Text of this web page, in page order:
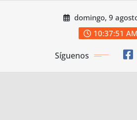
domingo, 9
10:37:53 AM
Síguenos